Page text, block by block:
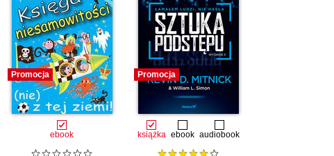
Promocja
ebook
Promocja
książka ebook audiobook